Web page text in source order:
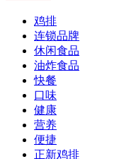
鸡排
连锁品牌
休闲食品
油炸食品
快餐
口味
健康
营养
便捷
正新鸡排